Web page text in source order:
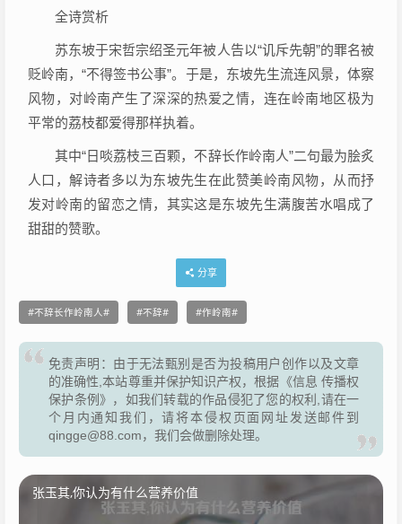
全诗赏析
苏东坡于宋哲宗绍圣元年被人告以“讥斥先朝”的罪名被
贬岭南，“不得签书公事”。于是，东坡先生流连风景，体察
风物，对岭南产生了深深的热爱之情，连在岭南地区极为
平常的荔枝都爱得那样执着。
其中“日啖荔枝三百颗，不辞长作岭南人”二句最为脍炙
人口，解诗者多以为东坡先生在此赞美岭南风物，从而抒
发对岭南的留恋之情，其实这是东坡先生满腹苦水唱成了
甜甜的赞歌。
分享
不辞长作岭南人 不辞 作岭南
免责声明：由于无法甄别是否为投稿用户创作以及文章
的准确性,本站尊重并保护知识产权，根据《信息 传播权
保护条例》，如我们转载的作品侵犯了您的权利,请在一
个月内通知我们，请将本侵权页面网址发送邮件到
qingge@88.com，我们会做删除处理。
张玉其,你认为有什么营养价值